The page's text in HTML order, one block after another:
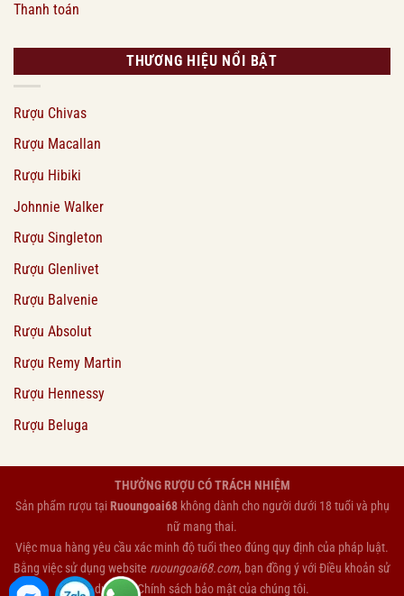
Thanh toán
THƯƠNG HIỆU NỔI BẬT
Rượu Chivas
Rượu Macallan
Rượu Hibiki
Johnnie Walker
Rượu Singleton
Rượu Glenlivet
Rượu Balvenie
Rượu Absolut
Rượu Remy Martin
Rượu Hennessy
Rượu Beluga
THƯỞNG RƯỢU CÓ TRÁCH NHIỆM
Sản phẩm rượu tạiRuoungoai68không dành cho người dưới 18 tuổi và phụ
nữ mang thai.
Việc mua hàng yêu cầu xác minh độ tuổi theo đúng quy định của pháp luật.
Bằng việc sử dụng website ruoungoai68.com, bạn đồng ý vớiĐiều khoản sử
dụng
vàChính sách bảo mậtcủa chúng tôi.